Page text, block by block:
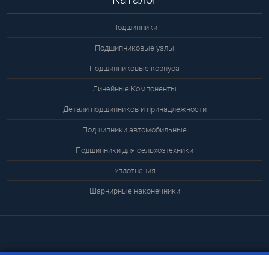
Подшипники
Подшипниковые узлы
Подшипниковые корпуса
Линейные Компоненты
Детали подшипников и принадлежности
Подшипники автомобильные
Подшипники для сельхозтехники
Уплотнения
Шарнирные наконечники